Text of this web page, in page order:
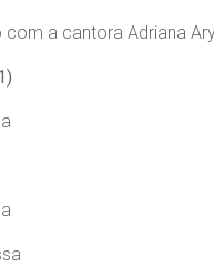
a cantora Adriana